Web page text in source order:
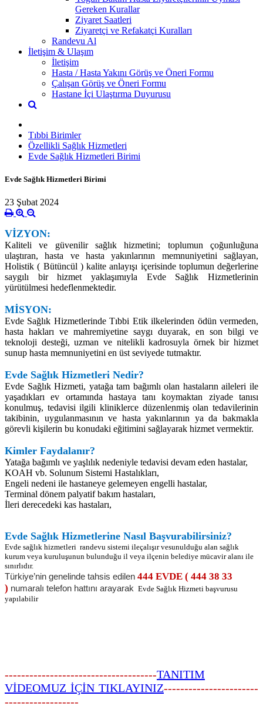
Gereken Kurallar
Ziyaret Saatleri
Ziyaretçi ve Refakatçi Kuralları
Randevu Al
İletişim & Ulaşım
İletişim
Hasta / Hasta Yakını Görüş ve Öneri Formu
Çalışan Görüş ve Öneri Formu
Hastane İçi Ulaştırma Duyurusu
Tıbbi Birimler
Özellikli Sağlık Hizmetleri
Evde Sağlık Hizmetleri Birimi
Evde Sağlık Hizmetleri Birimi
23 Şubat 2024
VİZYON:
Kaliteli ve güvenilir sağlık hizmetini; toplumun çoğunluğuna
ulaştıran, hasta ve hasta yakınlarının memnuniyetini sağlayan,
Holistik ( Bütüncül ) kalite anlayışı içerisinde toplumun değerlerine
saygılı bir hizmet yaklaşımıyla Evde Sağlık Hizmetlerinin
yürütülmesi hedeflenmektedir.
MİSYON:
Evde Sağlık Hizmetlerinde Tıbbi Etik ilkelerinden ödün vermeden,
hasta hakları ve mahremiyetine saygı duyarak, en son bilgi ve
teknoloji desteği, uzman ve nitelikli kadrosuyla örnek bir hizmet
sunup hasta memnuniyetini en üst seviyede tutmaktır.
Evde Sağlık Hizmetleri Nedir?
Evde Sağlık Hizmeti, yatağa tam bağımlı olan hastaların aileleri ile
yaşadıkları ev ortamında hastaya tanı koymaktan ziyade tanısı
konulmuş, tedavisi ilgili kliniklerce düzenlenmiş olan tedavilerinin
takibinin, uygulanmasının ve hasta yakınlarının ya da bakmakla
görevli kişilerin bu konudaki eğitimini sağlayarak hizmet vermektir.
Kimler Faydalanır?
Yatağa bağımlı ve yaşlılık nedeniyle tedavisi devam eden hastalar,
KOAH vb. Solunum Sistemi Hastalıkları,
Engeli nedeni ile hastaneye gelemeyen engelli hastalar,
Terminal dönem palyatif bakım hastaları,
İleri derecedeki kas hastaları,
Evde Sağlık Hizmetlerine Nasıl Başvurabilirsiniz?
Evde sağlık hizmetleri randevu sistemi ileçalışır vesunulduğu alan sağlık
kurum veya kuruluşunun bulunduğu il veya ilçenin belediye mücavir alanı ile
sınırlıdır.
Türkiye’nin genelinde tahsis edilen 444 EVDE ( 444 38 33
) numaralı telefon hattını arayarak Evde Sağlık Hizmeti başvurusu
yapılabilir
-------------------------------------TANITIM
VİDEOMUZ İÇİN TIKLAYINIZ-----------------------
------------------